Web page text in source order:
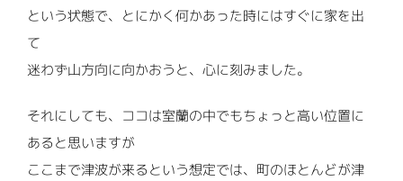
という状態で、とにかく何かあった時にはすぐに家を出
て
迷わず山方向に向かおうと、心に刻みました。
それにしても、ココは室蘭の中でもちょっと高い位置に
あると思いますが
ここまで津波が来るという想定では、町のほとんどが津